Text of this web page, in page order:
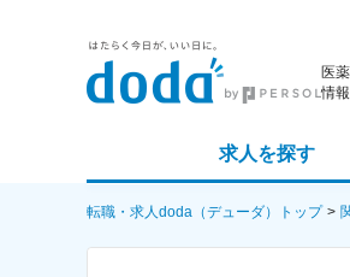
医
情
求人を探す
詳細条件から探す
転職・求人doda（デューダ）トップ